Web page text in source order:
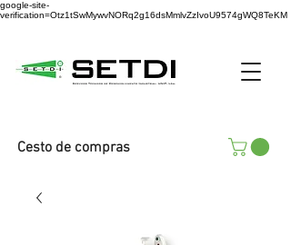
google-site-
verification=Otz1tSwMywvNORq2g16dsMmlvZzIvoU9574gWQ8TeKM
Cesto de compras